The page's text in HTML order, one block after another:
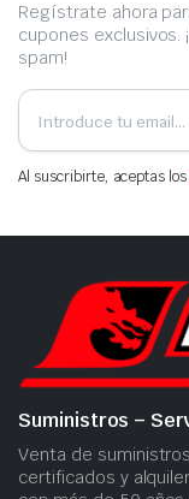
Regístrate ahora
cupones exclusivos.
spam!
Al suscribirte, aceptas
Suministros –
Venta de
certificados y